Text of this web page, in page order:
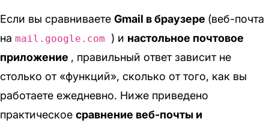
Если вы сравниваете Gmail в браузере (веб-почта
на mail.google.com ) и настольное почтовое
приложение , правильный ответ зависит не
столько от «функций», сколько от того, как вы
работаете ежедневно. Ниже приведено
практическое сравнение веб-почты и